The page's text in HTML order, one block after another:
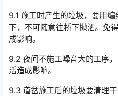
9.1 施工时产生的垃圾，要用
下，不可随意往桥下抛洒。免
成影响。
9.2 夜间不施工噪音大的工序
活造成影响。
9.3 道岔施工后的垃圾要清理